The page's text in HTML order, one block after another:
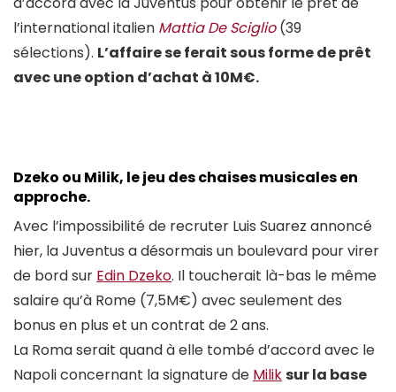
l’international italien Mattia De Sciglio(39
sélections). L’affaire se ferait sous forme de prêt
avec une option d’achat à 10M€.
Dzeko ou Milik, le jeu des chaises musicales en
approche.
Avec l’impossibilité de recruter Luis Suarez annoncé
hier, la Juventus a désormais un boulevard pour virer
de bord sur Edin Dzeko. Il toucherait là-bas le même
salaire qu’à Rome (7,5M€) avec seulement des
bonus en plus et un contrat de 2 ans.
La Roma serait quand à elle tombé d’accord avec le
Napoli concernant la signature de Miliksur la base